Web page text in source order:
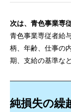
次は、青色事業専
青色事業専従者給
柄、年齢、仕事の
期、支給の基準な
純損失の繰